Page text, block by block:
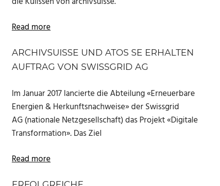
Read more
ARCHIVSUISSE UND ATOS SE ERHALTEN
AUFTRAG VON SWISSGRID AG
Im Januar 2017 lancierte die Abteilung «Erneuerbare
Energien & Herkunftsnachweise» der Swissgrid
AG (nationale Netzgesellschaft) das Projekt «Digitale
Transformation». Das Ziel
Read more